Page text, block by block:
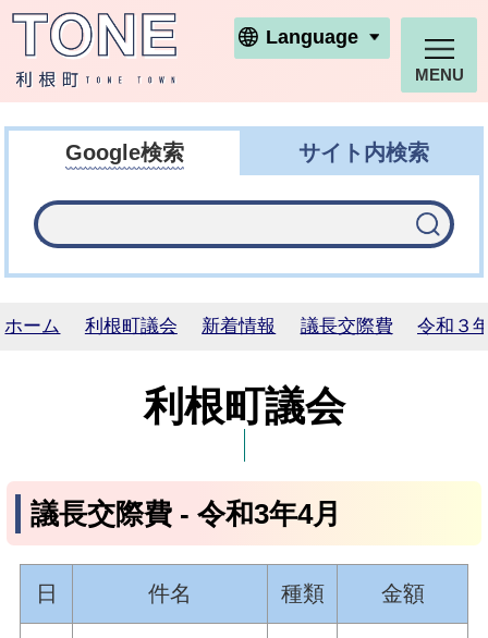
利根町ホームページ
Language
MENU
Google検索 サイト内検索
ホーム 利根町議会 新着情報 議長交際費 令和３
利根町議会
議長交際費 ‐ 令和3年4月
日 件名 種類 金額